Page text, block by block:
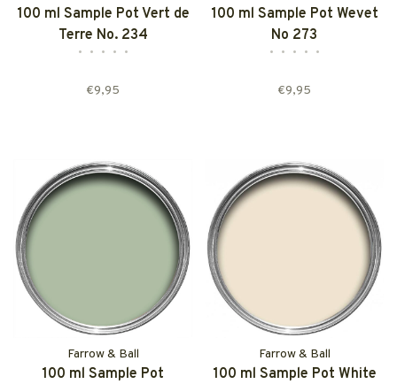
100 ml Sample Pot Vert de
Terre No. 234
• • • • •
€9,95
100 ml Sample Pot Wevet
No 273
• • • • •
€9,95
Farrow & Ball
100 ml Sample Pot
Farrow & Ball
100 ml Sample Pot White